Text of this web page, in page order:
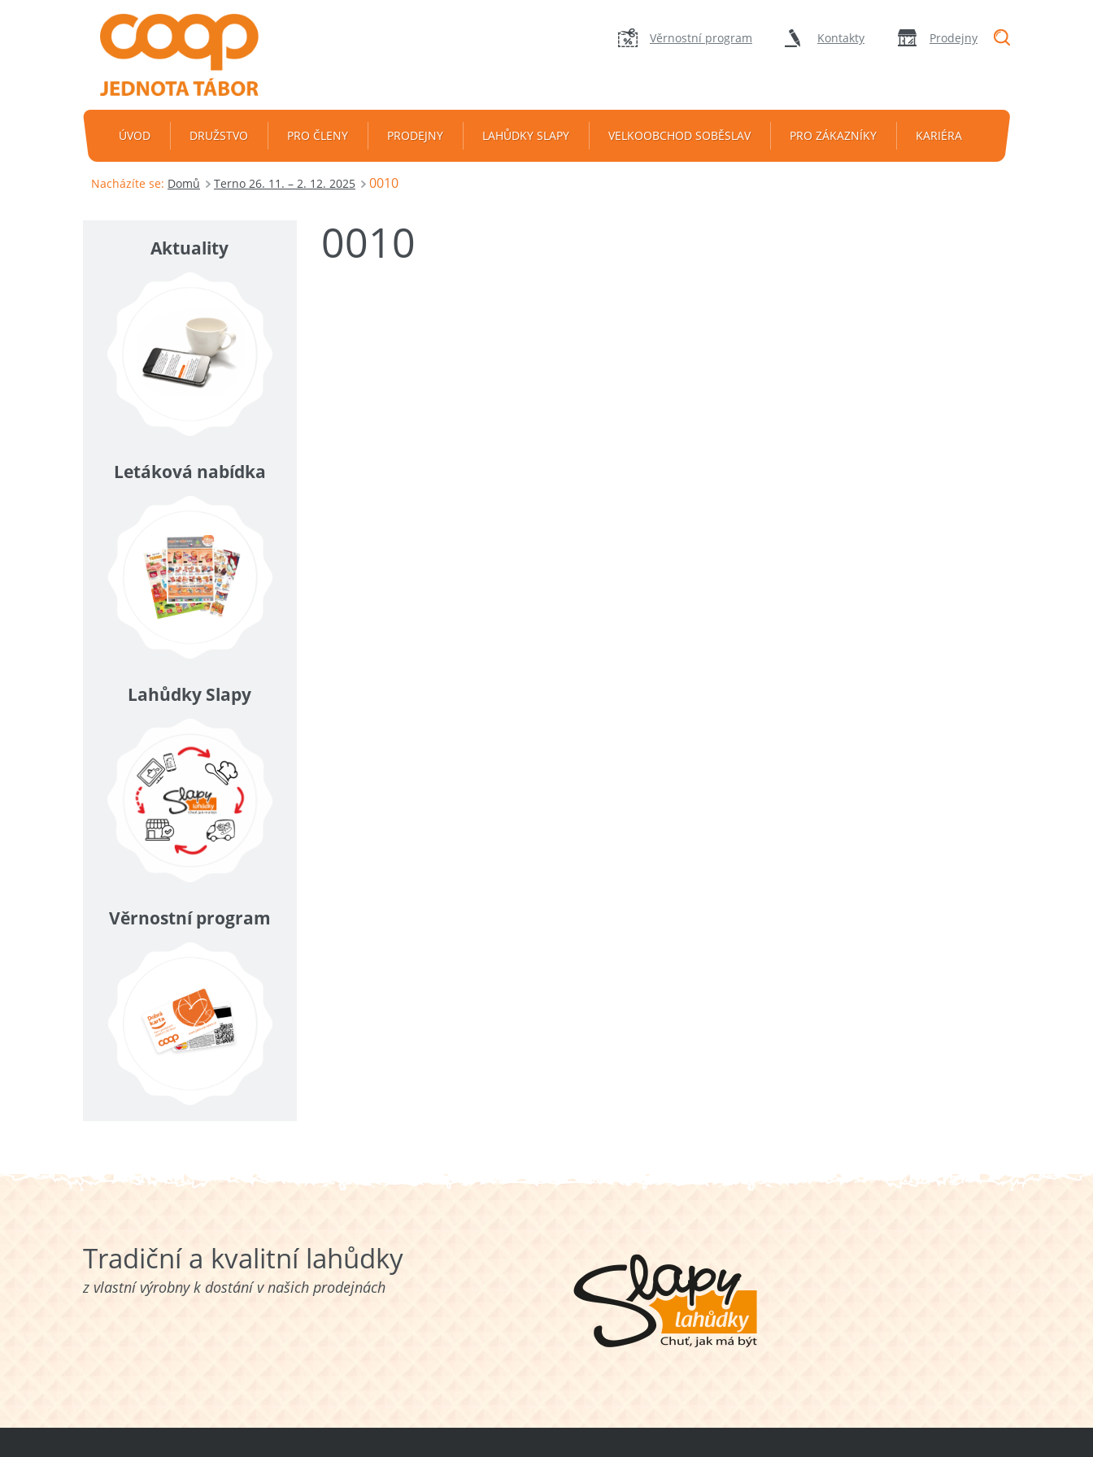
Věrnostní program Kontakty Prodejny
ÚVOD DRUŽSTVO PRO ČLENY PRODEJNY LAHŮDKY SLAPY VELKOOBCHOD SOBĚSLAV PRO ZÁKAZNÍKY KARIÉRA
Nacházíte se: Domů Terno 26. 11. – 2. 12. 2025 0010
0010
Aktuality
Letáková nabídka
Lahůdky Slapy
Věrnostní program
Tradiční a kvalitní lahůdky
z vlastní výrobny k dostání v našich prodejnách